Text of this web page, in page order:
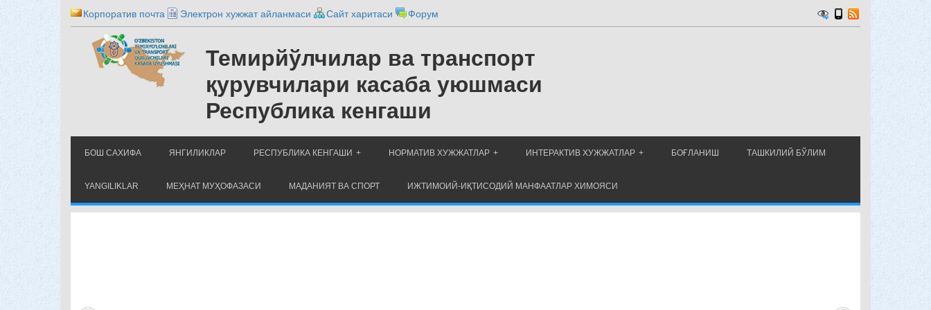
Корпоратив почта Электрон хужжат айланмаси Сайт харитаси Форум
Темирйўлчилар ва транспорт
қурувчилари касаба уюшмаси
Республика кенгаши
БОШ САХИФА ЯНГИЛИКЛАР РЕСПУБЛИКА КЕНГАШИ НОРМАТИВ ХУЖЖАТЛАР ИНТЕРАКТИВ ХУЖЖАТЛАР БОҒЛАНИШ ТАШКИЛИЙ БЎЛИМ
YANGILIKLAR МЕҲНАТ МУҲОФАЗАСИ МАДАНИЯТ ВА СПОРТ ИЖТИМОИЙ-ИҚТИСОДИЙ МАНФААТЛАР ХИМОЯСИ